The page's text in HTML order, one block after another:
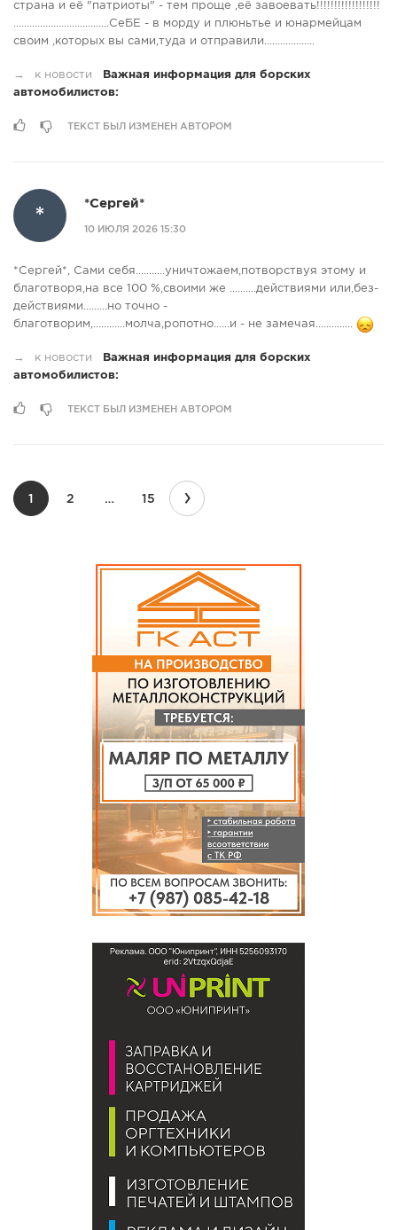
страна и её "патриоты" - тем проще ,её завоевать!!!!!!!!!!!!!!!!!!
....................................СеБЕ - в морду и плюньтье и юнармейцам
своим ,которых вы сами,туда и отправили...................
→ к новости
Важная информация для борских
автомобилистов:
ТЕКСТ БЫЛ ИЗМЕНЕН АВТОРОМ
*
*Сергей*
10 ИЮЛЯ 2026 15:30
*Сергей*, Сами себя...........уничтожаем,потворствуя этому и
благотворя,на все 100 %,своими же ..........действиями или,без-
действиями.........но точно -
благотворим,............молча,ропотно......и - не замечая..............
→ к новости
Важная информация для борских
автомобилистов:
ТЕКСТ БЫЛ ИЗМЕНЕН АВТОРОМ
2 … 15 ›